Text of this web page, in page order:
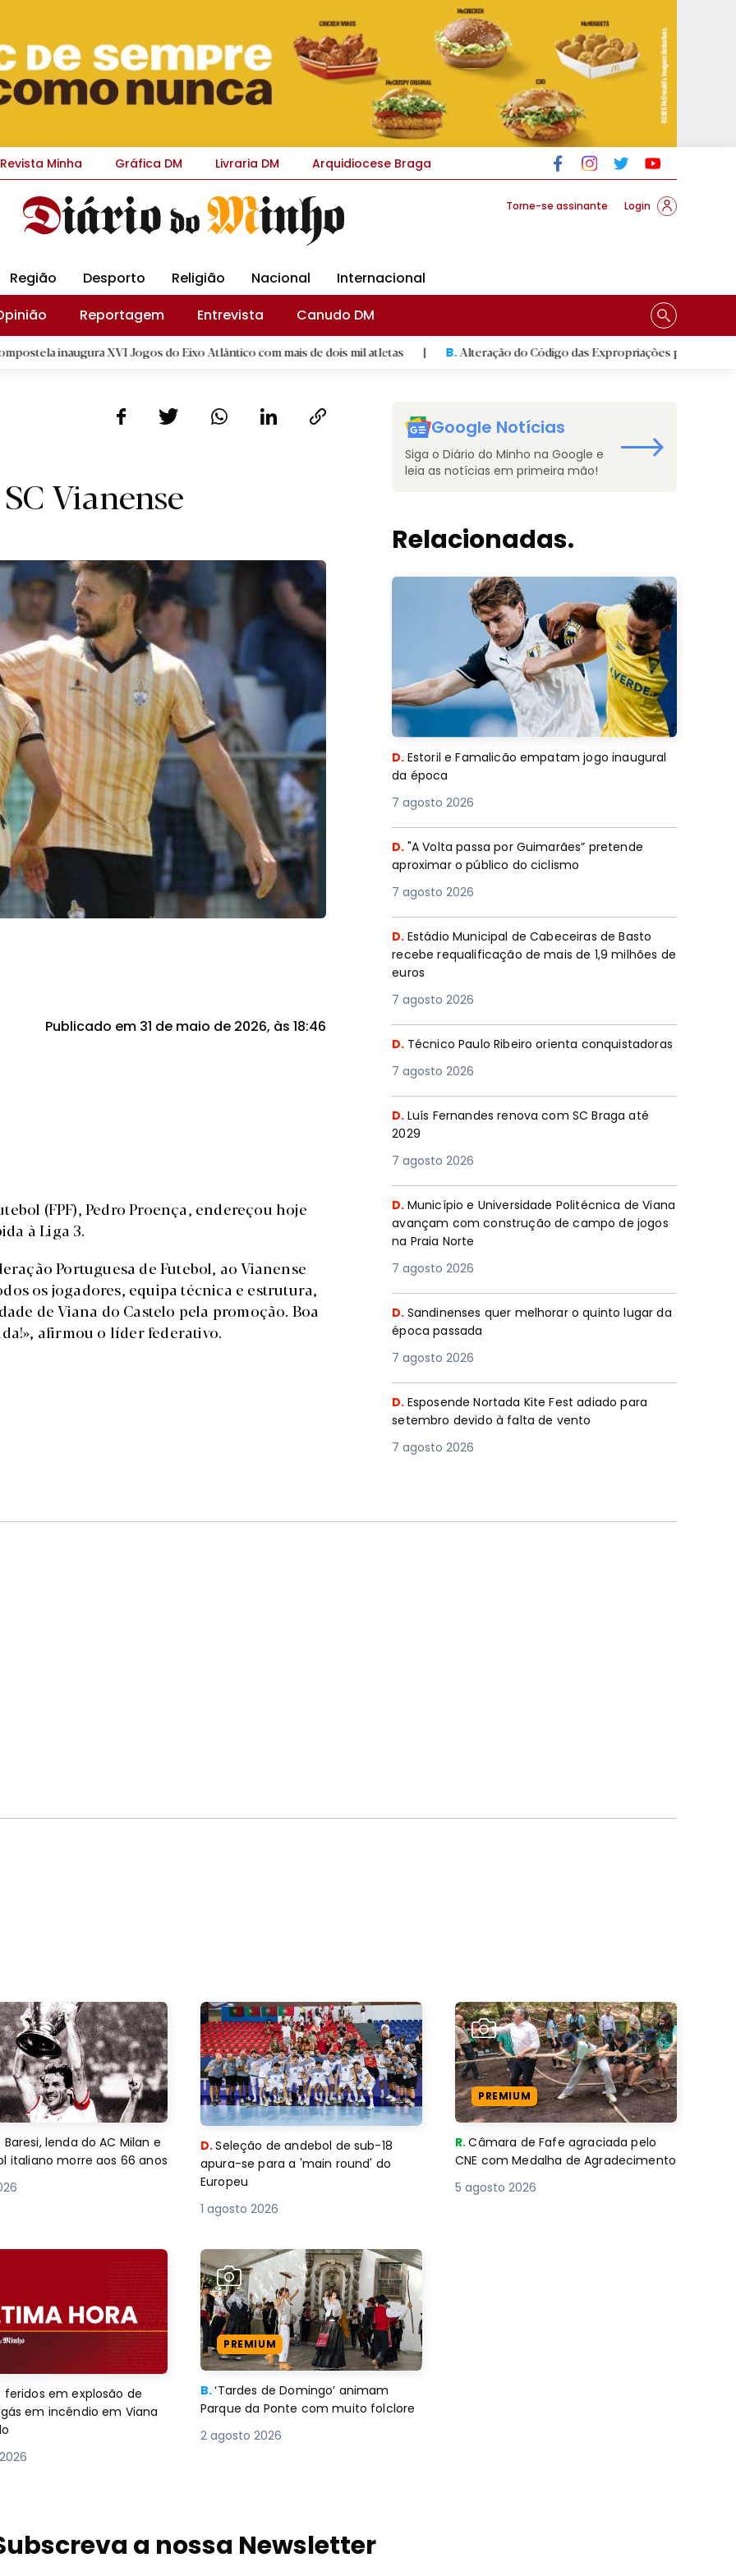
Revista Minha Gráfica DM Livraria DM Arquidiocese Braga
Torne-se assinante Login
Região Desporto Religião Nacional
Internacional
Reportagem Entrevista Canudo DM
XVI Jogos do Eixo Atlântico com mais de dois mil atletas | B.Alteração do Código das Expropriações pode ajudar construção
Vianense
Publicado em 31 de maio de 2026, às 18:46
(FPF), Pedro Proença, endereçou hoje
à Liga 3.
Portuguesa de Futebol, ao Vianense
os jogadores, equipa técnica e estrutura,
de Viana do Castelo pela promoção. Boa
afirmou o líder federativo.
Google Notícias
Siga o Diário do Minho na Google e
leia as notícias em primeira mão!
Relacionadas.
D. Estoril e Famalicão empatam jogo inaugural
da época
7 agosto 2026
D. "A Volta passa por Guimarães” pretende
aproximar o público do ciclismo
7 agosto 2026
D. Estádio Municipal de Cabeceiras de Basto
recebe requalificação de mais de 1,9 milhões de
euros
7 agosto 2026
D. Técnico Paulo Ribeiro orienta conquistadoras
7 agosto 2026
D. Luís Fernandes renova com SC Braga até
2029
7 agosto 2026
D. Município e Universidade Politécnica de Viana
avançam com construção de campo de jogos
na Praia Norte
7 agosto 2026
D. Sandinenses quer melhorar o quinto lugar da
época passada
7 agosto 2026
D. Esposende Nortada Kite Fest adiado para
setembro devido à falta de vento
7 agosto 2026
Baresi, lenda do AC Milan e
italiano morre aos 66 anos
D.Seleção de andebol de sub-18
apura-se para a 'main round' do
Europeu
1 agosto 2026
PREMIUM
R.Câmara de Fafe agraciada pelo
CNE com Medalha de Agradecimento
5 agosto 2026
feridos em explosão de
em incêndio em Viana
PREMIUM
B.‘Tardes de Domingo’ animam
Parque da Ponte com muito folclore
2 agosto 2026
a nossa Newsletter